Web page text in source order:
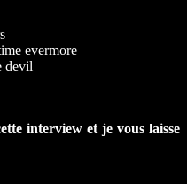
evermore
devil
interview et je vous laisse